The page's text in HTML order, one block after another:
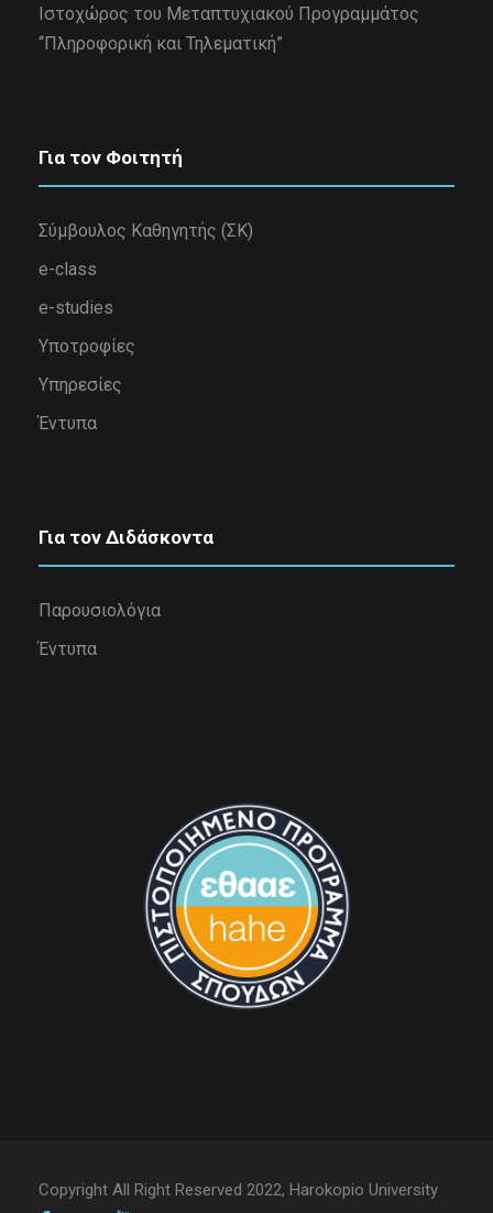
Iστοχώρος του Μεταπτυχιακού Προγραμμάτος
“Πληροφορική και Τηλεματική”
Για τον Φοιτητή
Σύμβουλος Καθηγητής (ΣΚ)
e-class
e-studies
Υποτροφίες
Υπηρεσίες
Έντυπα
Για τον Διδάσκοντα
Παρουσιολόγια
Έντυπα
Copyright All Right Reserved 2022, Harokopio University